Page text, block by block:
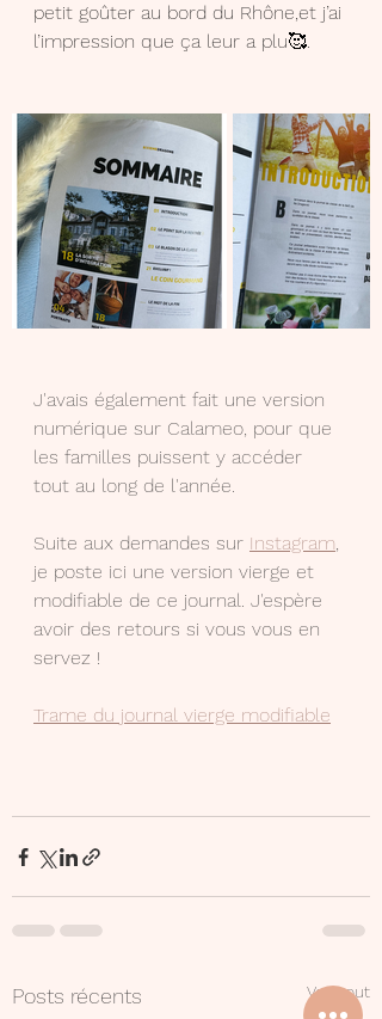
petit goûter au bord du Rhône,et j’ai
l’impression que ça leur a plu🥰.
J'avais également fait une version
numérique sur Calameo, pour que
les familles puissent y accéder
tout au long de l'année.
Suite aux demandes sur Instagram,
je poste ici une version vierge et
modifiable de ce journal. J'espère
avoir des retours si vous vous en
servez !
Trame du journal vierge modifiable
Posts récents Voir tout